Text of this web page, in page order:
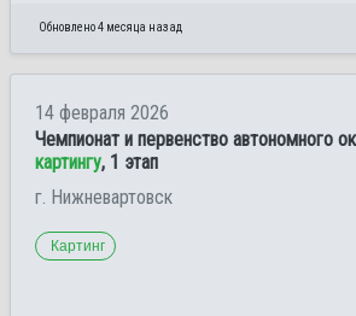
Обновлено 4 месяца назад
14 февраля 2026
Чемпионат и первенство автономного
картингу, 1 этап
г. Нижневартовск
Картинг